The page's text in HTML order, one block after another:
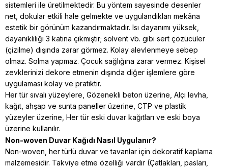
sistemleri ile üretilmektedir. Bu yöntem sayesinde desenler
net, dokular etkili hale gelmekte ve uygulandıkları mekâna
estetik bir görünüm kazandırmaktadır. Isı dayanımı yüksek,
dayanıklılığı 3 katına çıkmıştır; solvent vb. gibi sert çözücüler
(çizilme) dışında zarar görmez. Kolay alevlenmeye sebep
olmaz. Solma yapmaz. Çocuk sağlığına zarar vermez. Kişisel
zevklerinizi dekore etmenin dışında diğer işlemlere göre
uygulaması kolay ve pratiktir.
Her tür sıvalı yüzeylere, Gözenekli beton üzerine, Alçı levha,
kağıt, ahşap ve sunta paneller üzerine, CTP ve plastik
yüzeyler üzerine, Her tür eski duvar kağıtları ve eski boya
üzerine kullanılır.
Non-woven Duvar Kağıdı Nasıl Uygulanır?
Non-woven, her türlü duvar ve tavanlar için dekoratif kaplama
malzemesidir. Takviye etme özelliği vardır (Çatlakları, pasları,